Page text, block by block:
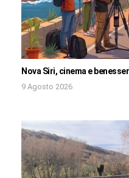
Nova Siri, cinema e
9 Agosto 2026